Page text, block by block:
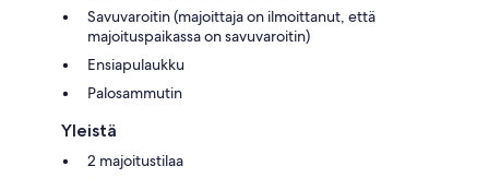
Savuvaroitin (majoittaja on ilmoittanut, että
majoituspaikassa on savuvaroitin)
Ensiapulaukku
Palosammutin
Yleistä
2 majoitustilaa